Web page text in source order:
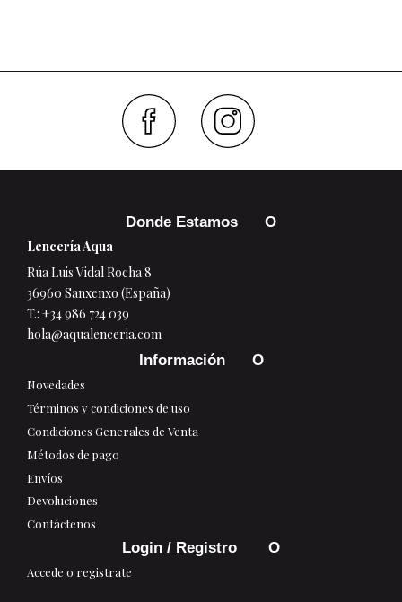
Donde Estamos
Lencería Aqua
Rúa Luis Vidal Rocha 8
36960 Sanxenxo (España)
T.: +34 986 724 039
hola@aqualenceria.com
Información
Novedades
Términos y condiciones de uso
Condiciones Generales de Venta
Métodos de pago
Envíos
Devoluciones
Contáctenos
Login / Registro
Accede o registrate